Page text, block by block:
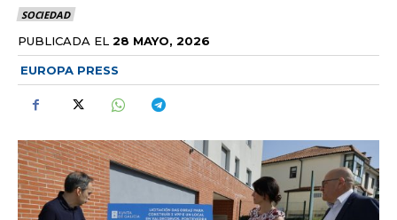
SOCIEDAD
PUBLICADA EL 28 MAYO, 2026
EUROPA PRESS